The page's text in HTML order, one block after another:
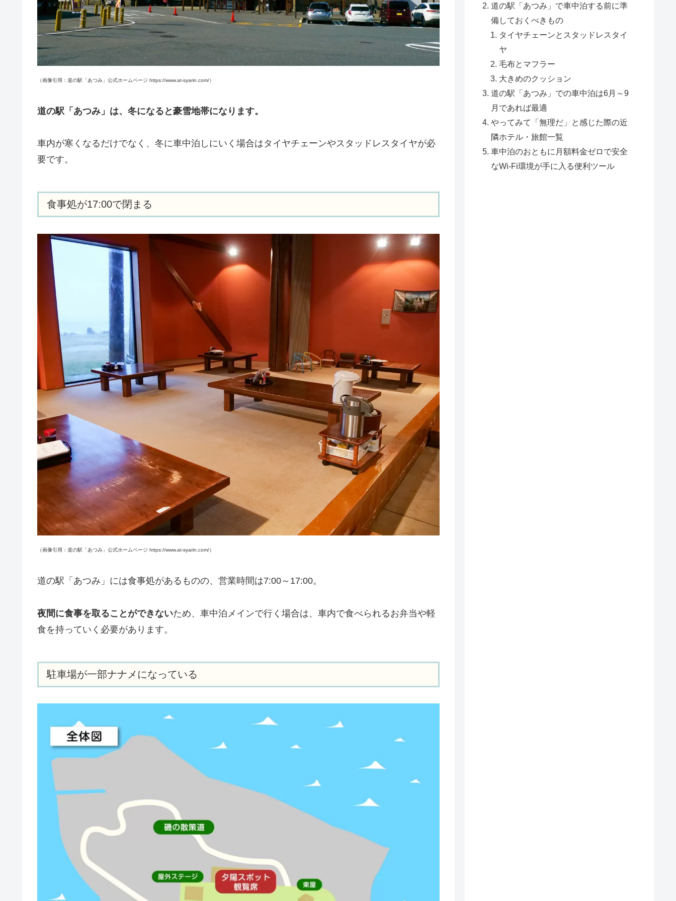
（画像引用：道の駅「あつみ」公式ホームページ https://www.at-syarin.com/）
道の駅「あつみ」は、冬になると豪雪地帯になります。
車内が寒くなるだけでなく、冬に車中泊しにいく場合はタイヤチェーンやスタッドレスタイヤが必
要です。
食事処が17:00で閉まる
（画像引用：道の駅「あつみ」公式ホームページ https://www.at-syarin.com/）
道の駅「あつみ」には食事処があるものの、営業時間は7:00～17:00。
夜間に食事を取ることができないため、車中泊メインで行く場合は、車内で食べられるお弁当や軽
食を持っていく必要があります。
駐車場が一部ナナメになっている
道の駅「あつみ」で車中泊する前に準
備しておくべきもの
タイヤチェーンとスタッドレスタイ
ヤ
毛布とマフラー
大きめのクッション
道の駅「あつみ」での車中泊は6月～9
月であれば最適
やってみて「無理だ」と感じた際の近
隣ホテル・旅館一覧
車中泊のおともに月額料金ゼロで安全
なWi-Fi環境が手に入る便利ツール